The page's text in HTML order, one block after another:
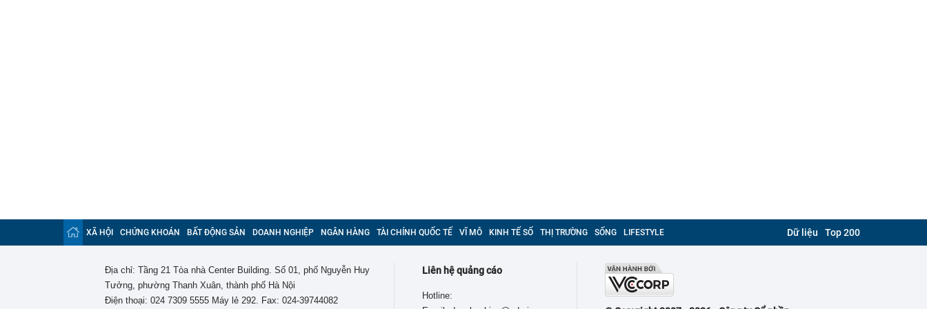
XÃ HỘI CHỨNG KHOÁN BẤT ĐỘNG SẢN DOANH NGHIỆP NGÂN HÀNG TÀI CHÍNH QUỐC TẾ VĨ MÔ KINH TẾ SỐ THỊ TRƯỜNG SỐNG LIFESTYLE Dữ liệu Top 200
Địa chỉ: Tầng 21 Tòa nhà Center Building. Số 01, phố Nguyễn Huy
Tưởng, phường Thanh Xuân, thành phố Hà Nội
Điện thoại: 024 7309 5555 Máy lẻ 292. Fax: 024-39744082
Liên hệ quảng cáo
Hotline: